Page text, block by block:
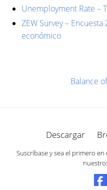
Unemployment Rate –
ZEW Survey –
económico
Balance
Descargar
Suscríbase y sea el primero